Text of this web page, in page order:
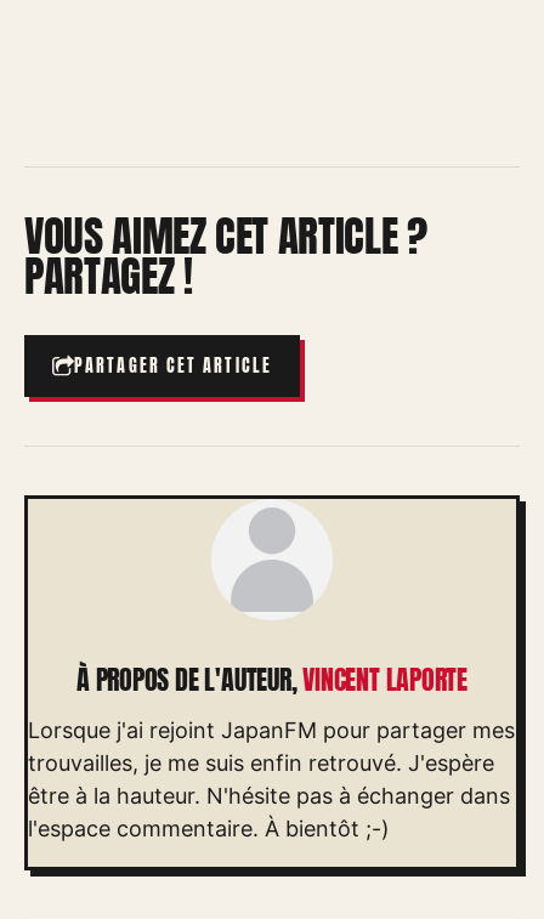
VOUS AIMEZ CET ARTICLE ?
PARTAGEZ !
PARTAGER CET ARTICLE
À PROPOS DE L'AUTEUR,VINCENT LAPORTE
Lorsque j'ai rejoint JapanFM pour partager mes
trouvailles, je me suis enfin retrouvé. J'espère
être à la hauteur. N'hésite pas à échanger dans
l'espace commentaire. À bientôt ;-)